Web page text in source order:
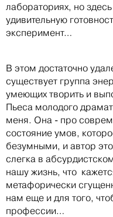
лабораториях, но
удивительную
эксперимент…
В этом достаточно
существует группа
умеющих творить и
Пьеса молодого
меня. Она - про
состояние умов,
безумными, и автор
слегка в
нашу жизнь, что
метафорически
нам еще и для того,
профессии…